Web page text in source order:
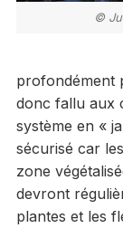
©
profondément
donc fallu aux
système en «
sécurisé car
zone
devront
plantes et les